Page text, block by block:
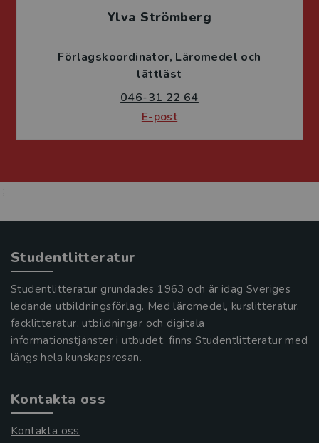
Ylva Strömberg
Förlagskoordinator Läromedel och
lättläst
046-31 22 64
E-post
;
Studentlitteratur
Studentlitteratur grundades 1963 och är idag Sveriges
ledande utbildningsförlag. Med läromedel, kurslitteratur,
facklitteratur, utbildningar och digitala
informationstjänster i utbudet, finns Studentlitteratur med
längs hela kunskapsresan.
Kontakta oss
Kontakta oss